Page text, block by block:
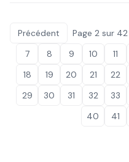
Précédent Page 2 sur 42
7
8 9 10 11
18
19 20 21 22
29
30 31 32 33
40
41